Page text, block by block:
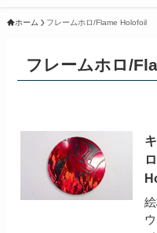
ホーム フレームホロ/Flame Holofoil
フレームホロ/